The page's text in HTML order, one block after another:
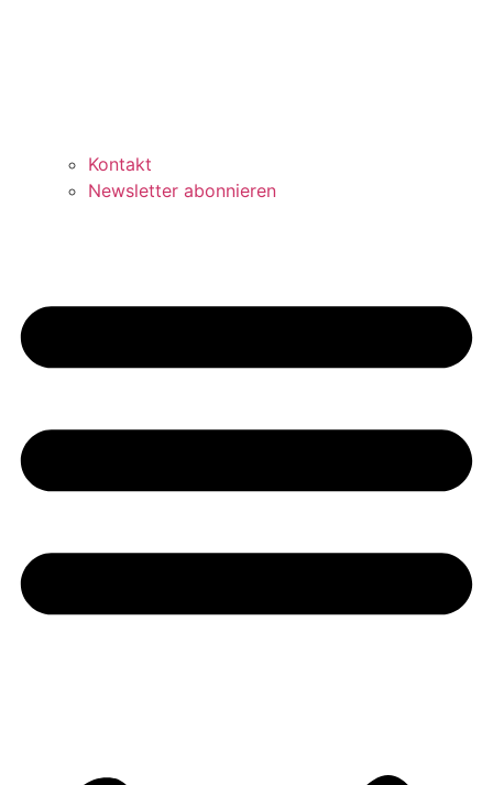
Kontakt
Newsletter abonnieren